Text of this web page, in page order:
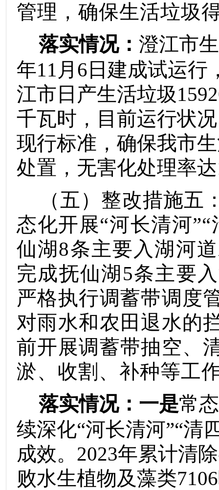
管理，确保生活垃圾
落实情况： 澄江市
年11 月 6 日建成试运行
江市日产生活垃圾
千瓦时，目前运行状
现行标准，确保我市
处置，无害化处理率达
（五） 整改措施五
态化开展“河长清河”“
仙湖8条主要入湖河
完成抚仙湖 5条主要
严格执行调蓄带调度
对雨水和农田退水的
前开展调蓄带抽空、
淤、收割、补种等工
落实情况： 一是常
续深化“河长清河”“清
成效。 2023年累计清
败水生植物及藻类7106